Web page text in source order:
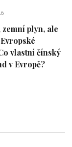
plyn, ale
vlastní čínský
v Evropě?